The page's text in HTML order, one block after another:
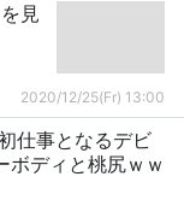
見
2020/12/25(Fr) 13:00
仕事となるデビ
ボディと桃尻ｗｗ